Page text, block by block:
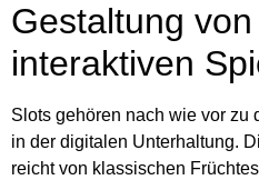
Gestaltung
interaktiven
Slots gehören nach wie vor zu
in der digitalen Unterhaltung.
reicht von klassischen